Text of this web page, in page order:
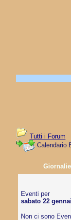
Tutti i Forum
Calendario
Eventi per
sabato 22
Non ci sono